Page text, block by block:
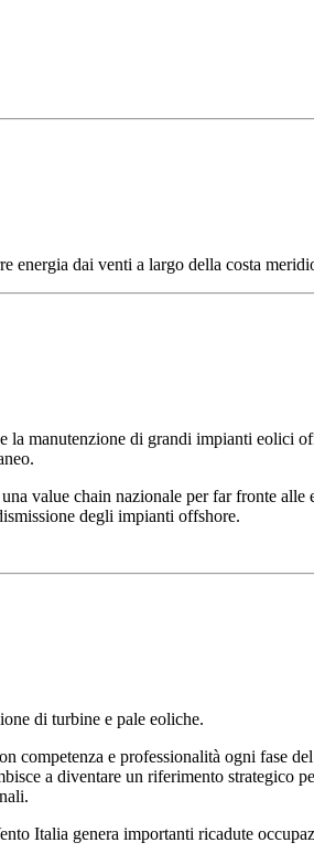
dai venti a largo della costa
manutenzione di grandi impianti eolici
value chain nazionale per far fronte
degli impianti offshore.
di turbine e pale eoliche.
competenza e professionalità ogni fase
a diventare un riferimento strategico
Italia genera importanti ricadute